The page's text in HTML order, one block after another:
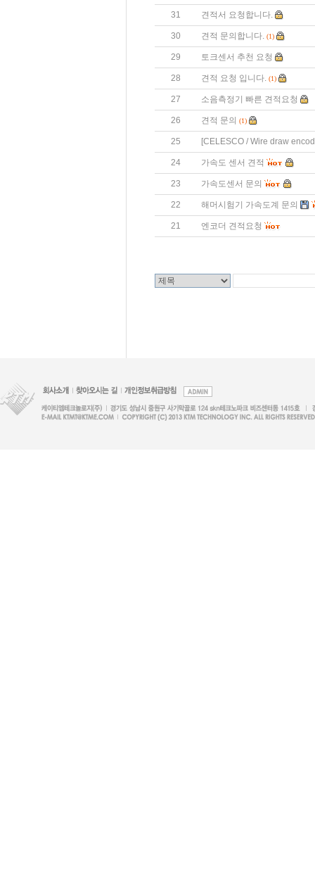
31 견적서 요청합니다.
30 견적 문의합니다. (1)
29 토크센서 추천 요청
28 견적 요청 입니다. (1)
27 소음측정기 빠른 견적요청
26 견적 문의 (1)
25 [CELESCO / Wire draw
24 가속도 센서 견적
23 가속도센서 문의
22 해머시험기 가속도계 문의
21 엔코더 견적요청